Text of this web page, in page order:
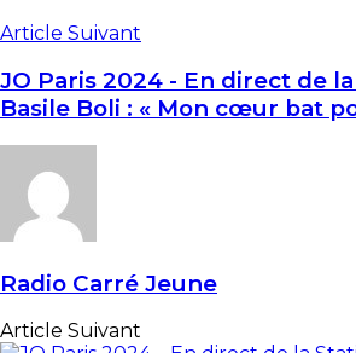
Article Suivant
JO Paris 2024 - En direct de
Basile Boli : « Mon cœur bat
Radio Carré Jeune
Article Suivant